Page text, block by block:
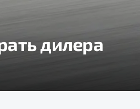
дилера